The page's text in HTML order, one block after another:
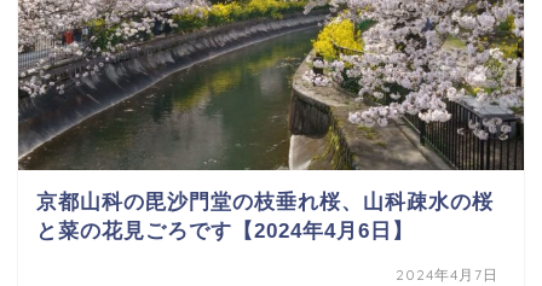
京都山科の毘沙門堂の枝垂れ桜、山科疎水の桜
と菜の花見ごろです【2024年4月6日】
2024年4月7日